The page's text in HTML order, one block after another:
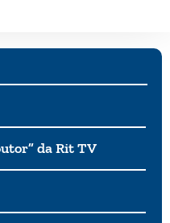
da Rit TV